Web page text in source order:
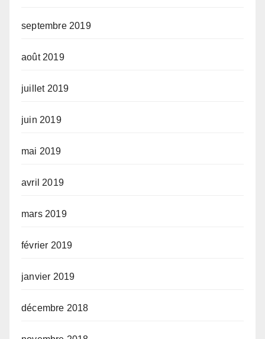
septembre 2019
août 2019
juillet 2019
juin 2019
mai 2019
avril 2019
mars 2019
février 2019
janvier 2019
décembre 2018